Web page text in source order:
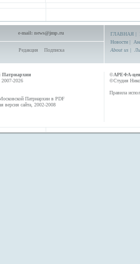
e-mail: news@jmp.ru
Редакция Подписка
ГЛАВНАЯ |
Новости |
About us |
Патриархии
, 2007-2026
Патриархии в PDF
версия сайта, 2002-2008
©АРЕФА-
©Студия
Правила